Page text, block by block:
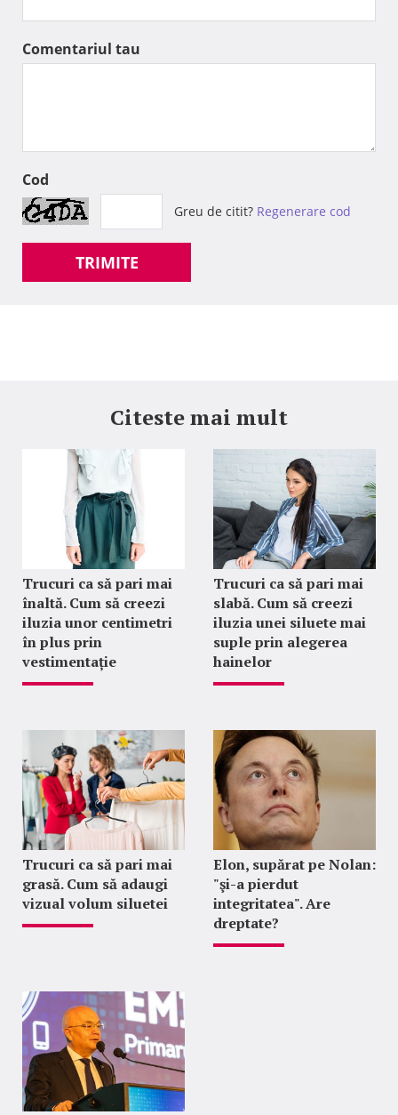
Comentariul tau
Cod
Greu de citit? Regenerare cod
TRIMITE
Citeste mai mult
Trucuri ca să pari mai
înaltă. Cum să creezi
iluzia unor centimetri
în plus prin
vestimentație
Trucuri ca să pari mai
slabă. Cum să creezi
iluzia unei siluete mai
suple prin alegerea
hainelor
Trucuri ca să pari mai
grasă. Cum să adaugi
vizual volum siluetei
Elon, supărat pe Nolan:
"şi-a pierdut
integritatea". Are
dreptate?